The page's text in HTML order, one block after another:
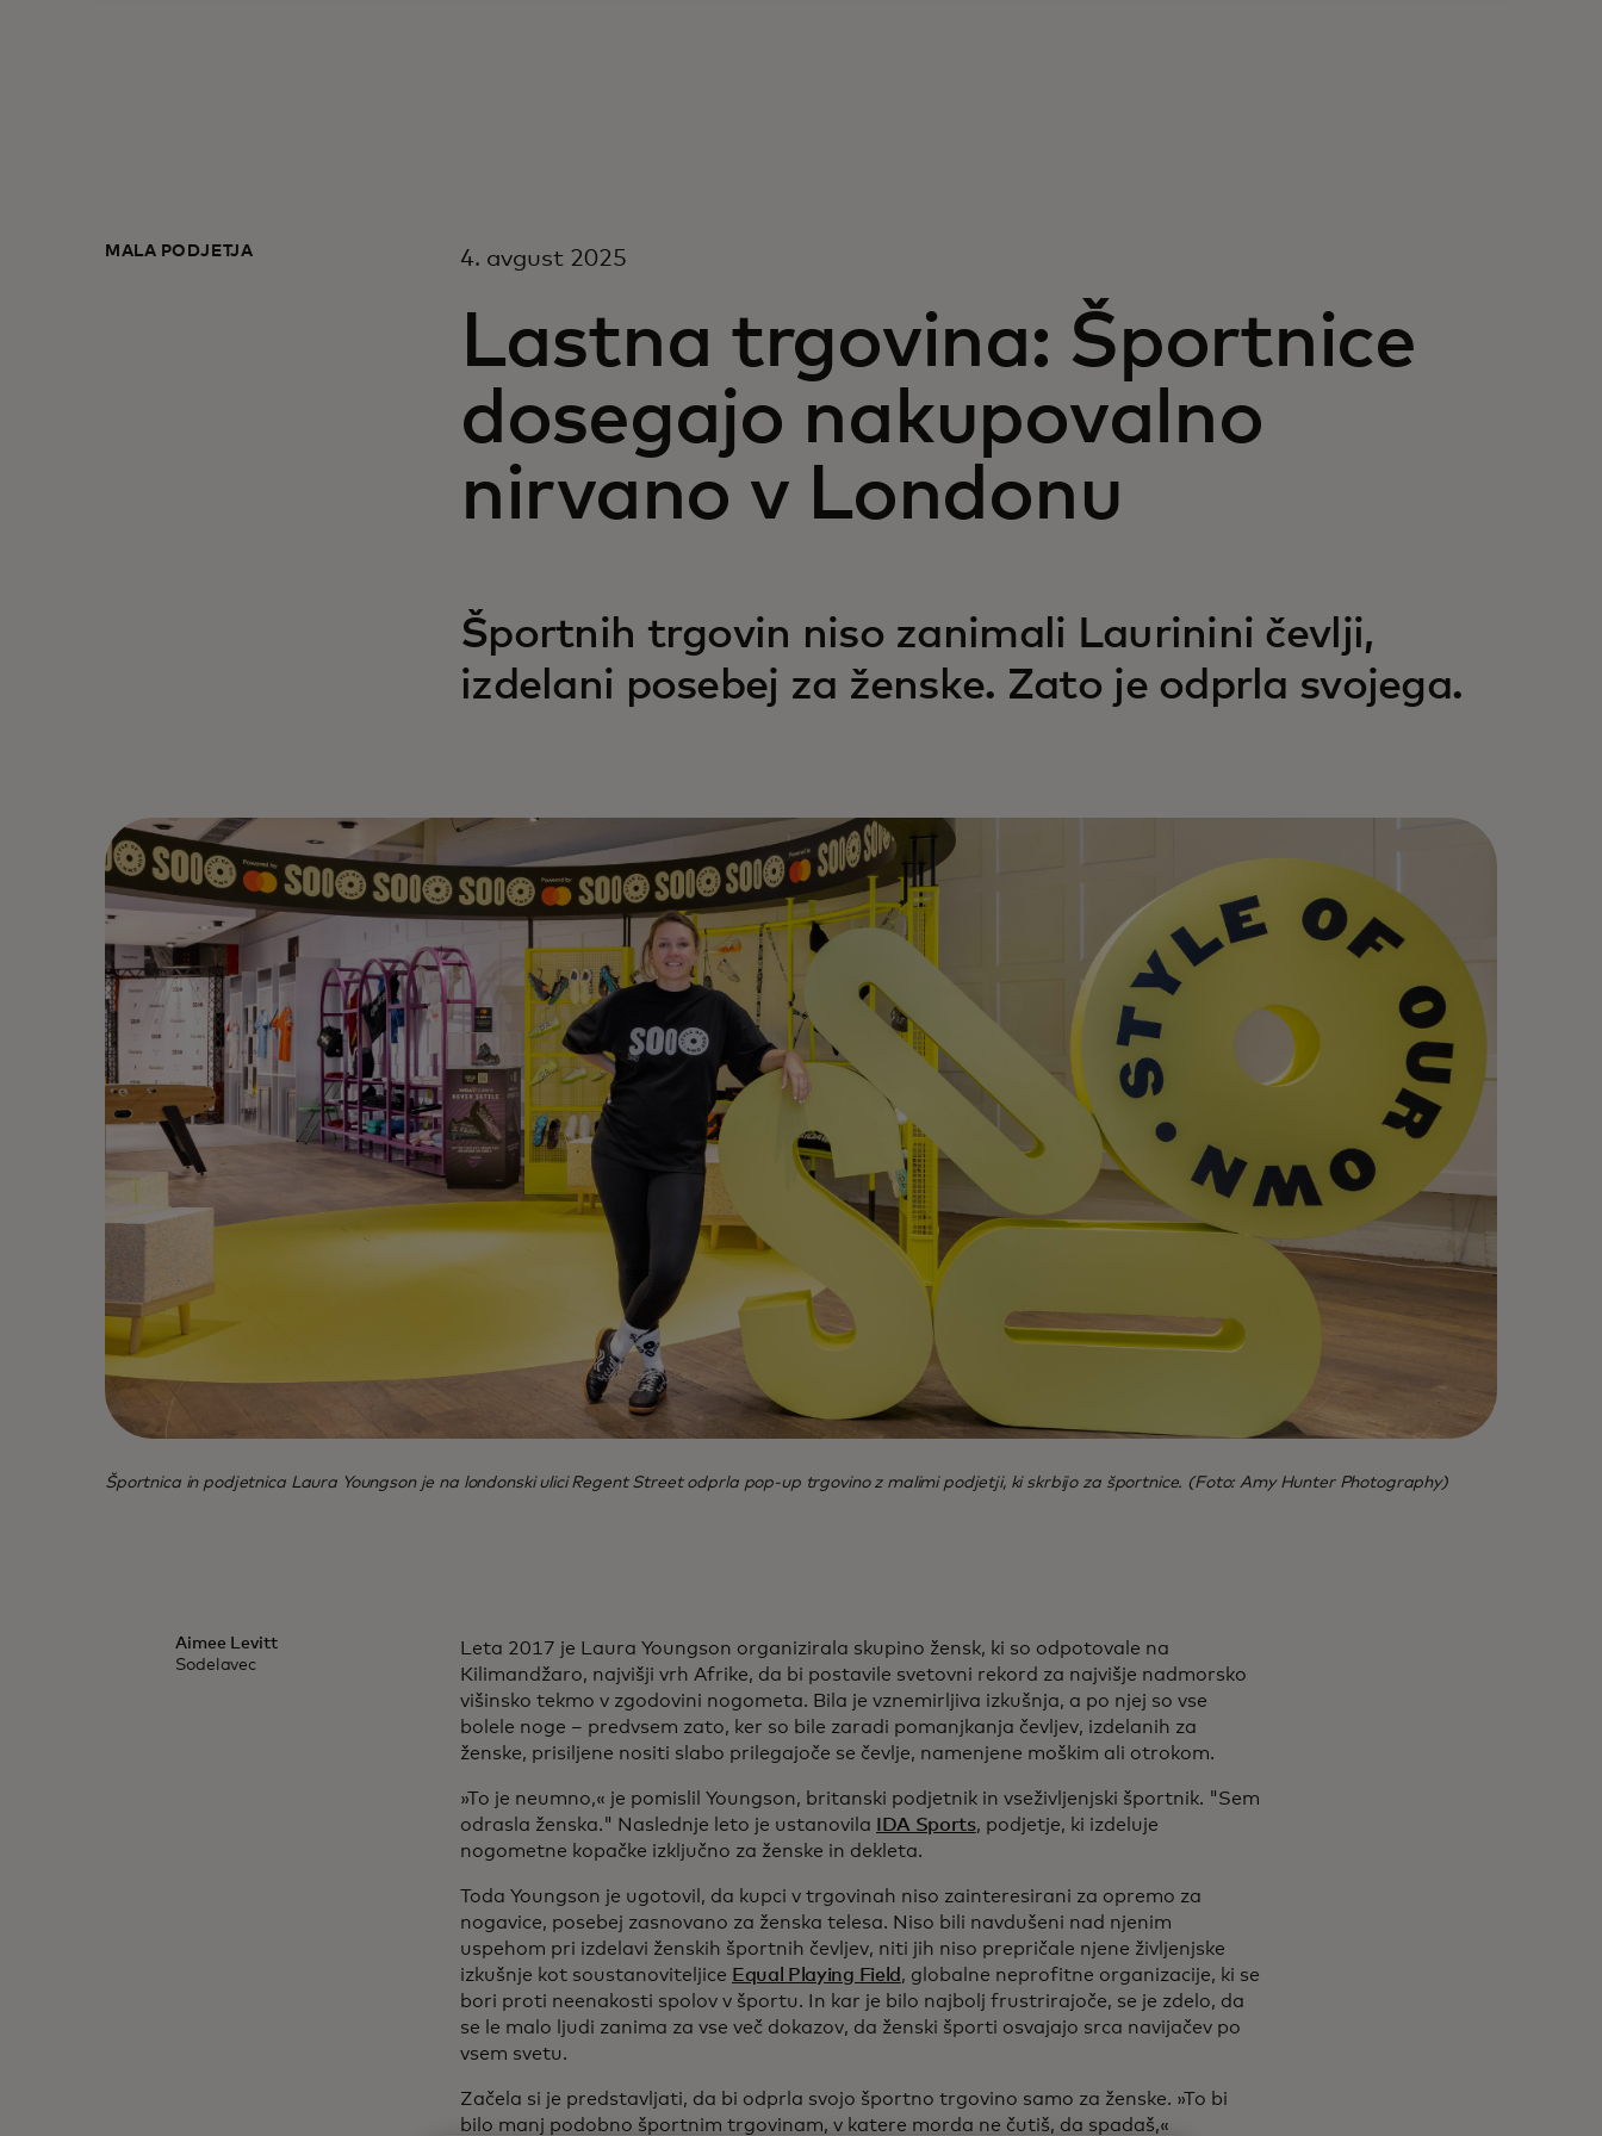
MALA PODJETJA 4. avgust 2025
Lastna trgovina: Športnice
dosegajo nakupovalno
nirvano v Londonu
Športnih trgovin niso zanimali Laurinini čevlji,
izdelani posebej za ženske. Zato je odprla svojega.
Športnica in podjetnica Laura Youngson je na londonski ulici Regent Street odprla pop-up trgovino z malimi podjetji, ki skrbijo za športnice. (Foto: Amy Hunter Photography)
Aimee Levitt
Sodelavec
Leta 2017 je Laura Youngson organizirala skupino žensk, ki so odpotovale na
Kilimandžaro, najvišji vrh Afrike, da bi postavile svetovni rekord za najvišje nadmorsko
višinsko tekmo v zgodovini nogometa. Bila je vznemirljiva izkušnja, a po njej so vse
bolele noge – predvsem zato, ker so bile zaradi pomanjkanja čevljev, izdelanih za
ženske, prisiljene nositi slabo prilegajoče se čevlje, namenjene moškim ali otrokom.
»To je neumno,« je pomislil Youngson, britanski podjetnik in vseživljenjski športnik. "Sem
odrasla ženska." Naslednje leto je ustanovila
IDA Sports, podjetje, ki izdeluje
nogometne kopačke izključno za ženske in dekleta.
Toda Youngson je ugotovil, da kupci v trgovinah niso zainteresirani za opremo za
nogavice, posebej zasnovano za ženska telesa. Niso bili navdušeni nad njenim
uspehom pri izdelavi ženskih športnih čevljev, niti jih niso prepričale njene življenjske
izkušnje kot soustanoviteljice Equal Playing Field , globalne neprofitne organizacije, ki se
bori proti neenakosti spolov v športu. In kar je bilo najbolj frustrirajoče, se je zdelo, da
se le malo ljudi zanima za vse več dokazov, da ženski športi osvajajo srca navijačev po
vsem svetu.
Začela si je predstavljati, da bi odprla svojo športno trgovino samo za ženske. »To bi
bilo manj podobno športnim trgovinam, v katere morda ne čutiš, da spadaš,«